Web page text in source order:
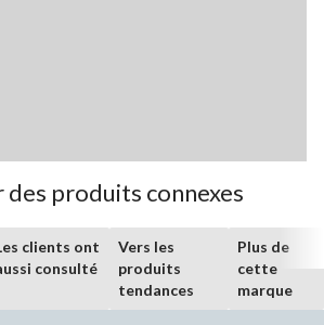
produits connexes
clients ont
consulté
Vers les
produits
tendances
Plus de
cette
marque